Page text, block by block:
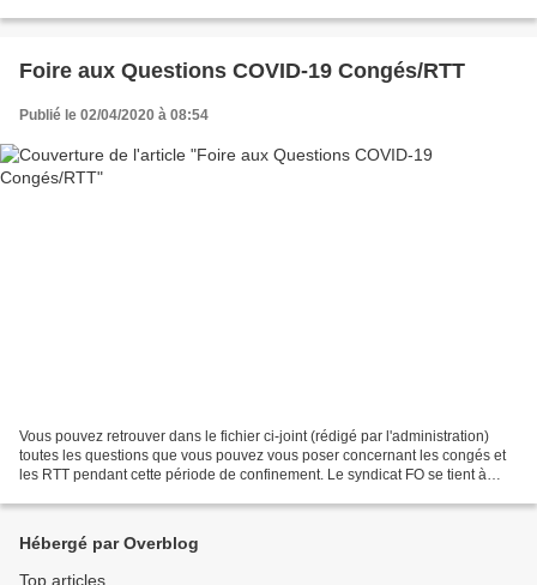
Foire aux Questions COVID-19 Congés/RTT
Publié le 02/04/2020 à 08:54
Vous pouvez retrouver dans le fichier ci-joint (rédigé par l'administration)
toutes les questions que vous pouvez vous poser concernant les congés et
les RTT pendant cette période de confinement. Le syndicat FO se tient à
Hébergé par Overblog
Top articles